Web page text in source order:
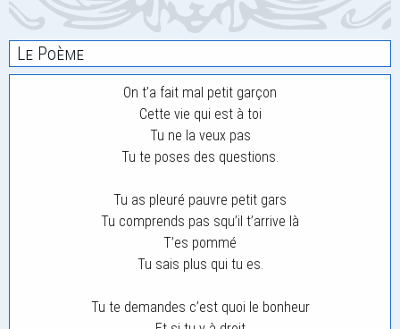
Le Poème
On t’a fait mal petit garçon
Cette vie qui est à toi
Tu ne la veux pas
Tu te poses des questions.
Tu as pleuré pauvre petit gars
Tu comprends pas squ’il t’arrive là
T’es pommé
Tu sais plus qui tu es.
Tu te demandes c’est quoi le bonheur